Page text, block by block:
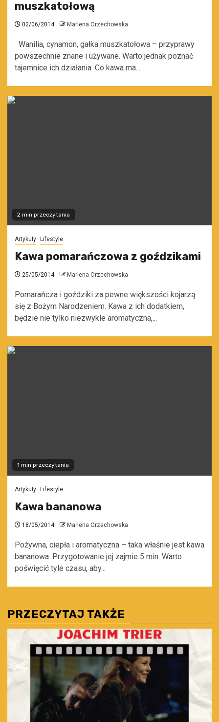
muszkatołową
02/06/2014 Marlena Orzechowska
Wanilia, cynamon, gałka muszkatołowa – przyprawy
powszechnie znane i używane. Warto jednak poznać
tajemnice ich działania. Co kawa ma...
2 min przeczytania
Artykuły Lifestyle
Kawa pomarańczowa z goździkami
25/05/2014 Marlena Orzechowska
Pomarańcza i goździki za pewne większości kojarzą
się z Bożym Narodzeniem. Kawa z ich dodatkiem,
będzie nie tylko niezwykle aromatyczna,...
1 min przeczytania
Artykuły Lifestyle
Kawa bananowa
18/05/2014 Marlena Orzechowska
Pożywna, ciepła i aromatyczna – taka właśnie jest kawa
bananowa. Przygotowanie jej zajmie 5 min. Warto
poświęcić tyle czasu, aby...
PRZECZYTAJ TAKŻE